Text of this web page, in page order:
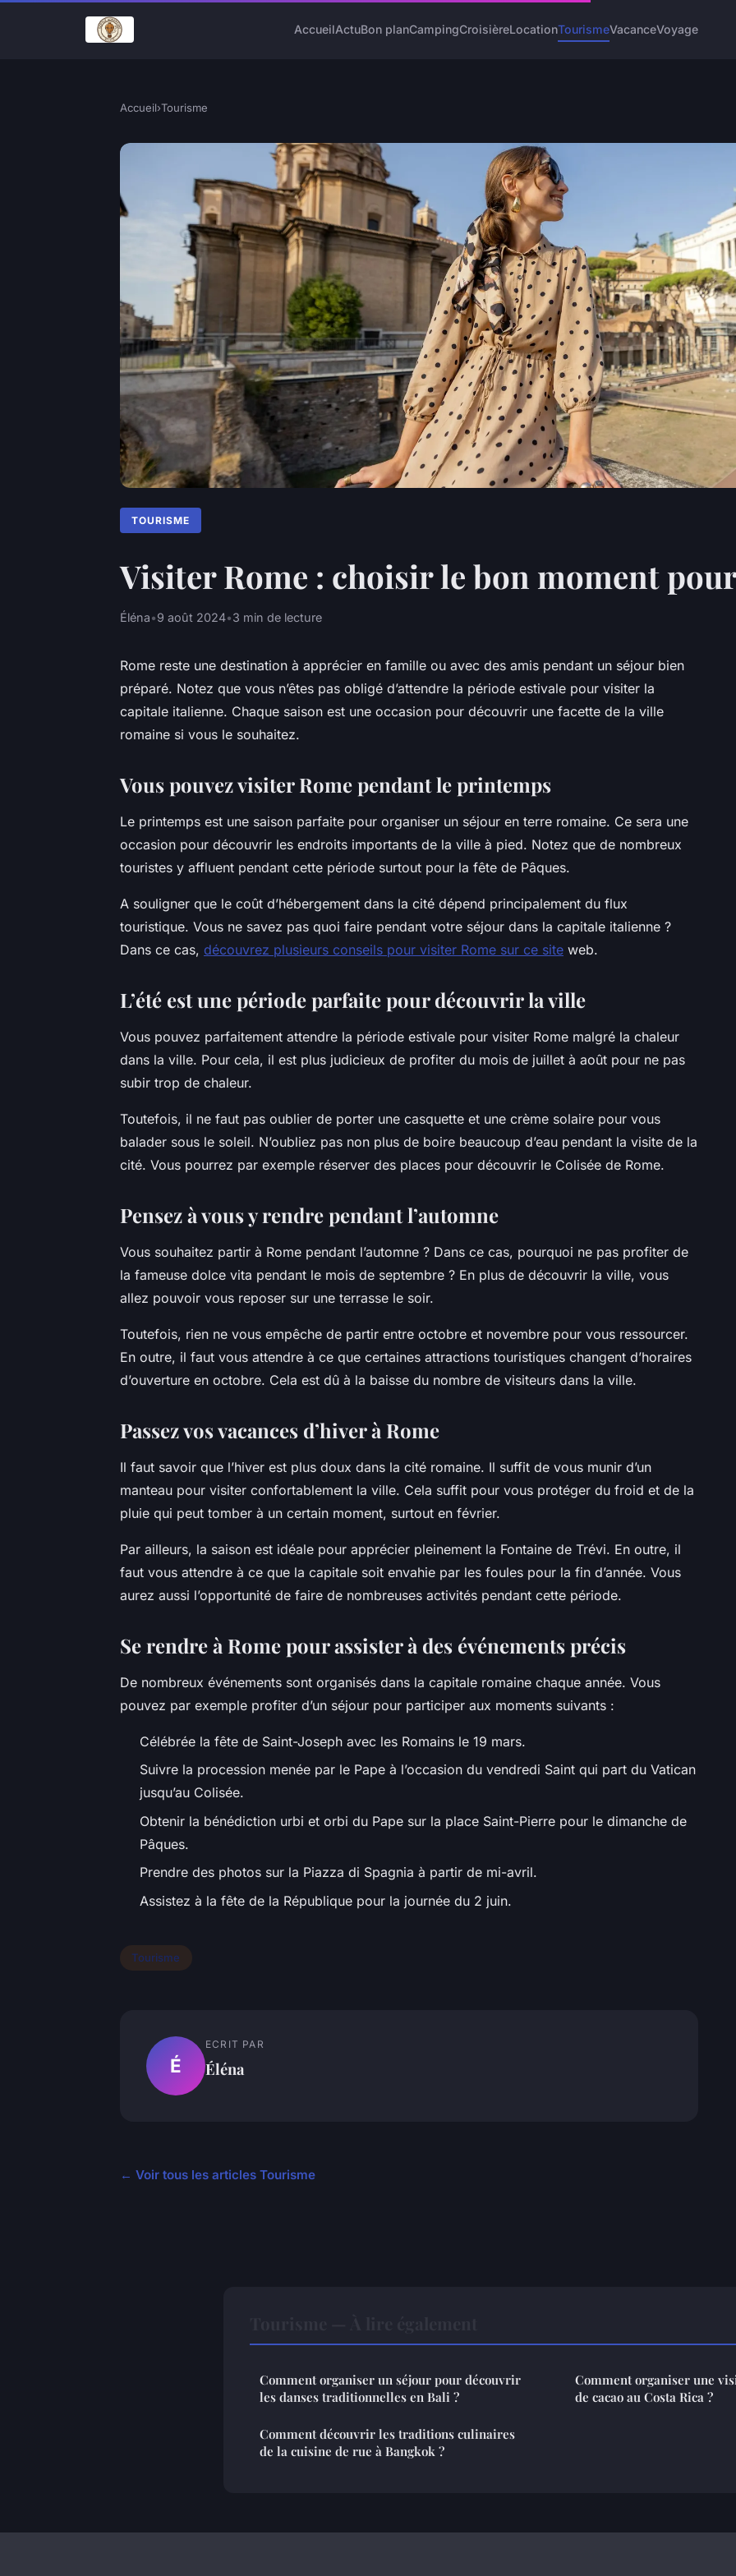
AccueilActuBon planCampingCroisièreLocationTourismeVacanceVoyage
Accueil›Tourisme
TOURISME
Visiter Rome : choisir le bon moment
Éléna•9 août 2024•3 min de lecture
Rome reste une destination à apprécier en famille ou avec des amis pendant un séjour bien
préparé. Notez que vous n’êtes pas obligé d’attendre la période estivale pour visiter la
capitale italienne. Chaque saison est une occasion pour découvrir une facette de la ville
romaine si vous le souhaitez.
Vous pouvez visiter Rome pendant le printemps
Le printemps est une saison parfaite pour organiser un séjour en terre romaine. Ce sera une
occasion pour découvrir les endroits importants de la ville à pied. Notez que de nombreux
touristes y affluent pendant cette période surtout pour la fête de Pâques.
A souligner que le coût d’hébergement dans la cité dépend principalement du flux
touristique. Vous ne savez pas quoi faire pendant votre séjour dans la capitale italienne ?
Dans ce cas, découvrez plusieurs conseils pour visiter Rome sur ce site web.
L’été est une période parfaite pour découvrir la ville
Vous pouvez parfaitement attendre la période estivale pour visiter Rome malgré la chaleur
dans la ville. Pour cela, il est plus judicieux de profiter du mois de juillet à août pour ne pas
subir trop de chaleur.
Toutefois, il ne faut pas oublier de porter une casquette et une crème solaire pour vous
balader sous le soleil. N’oubliez pas non plus de boire beaucoup d’eau pendant la visite de la
cité. Vous pourrez par exemple réserver des places pour découvrir le Colisée de Rome.
Pensez à vous y rendre pendant l’automne
Vous souhaitez partir à Rome pendant l’automne ? Dans ce cas, pourquoi ne pas profiter de
la fameuse dolce vita pendant le mois de septembre ? En plus de découvrir la ville, vous
allez pouvoir vous reposer sur une terrasse le soir.
Toutefois, rien ne vous empêche de partir entre octobre et novembre pour vous ressourcer.
En outre, il faut vous attendre à ce que certaines attractions touristiques changent d’horaires
d’ouverture en octobre. Cela est dû à la baisse du nombre de visiteurs dans la ville.
Passez vos vacances d’hiver à Rome
Il faut savoir que l’hiver est plus doux dans la cité romaine. Il suffit de vous munir d’un
manteau pour visiter confortablement la ville. Cela suffit pour vous protéger du froid et de la
pluie qui peut tomber à un certain moment, surtout en février.
Par ailleurs, la saison est idéale pour apprécier pleinement la Fontaine de Trévi. En outre, il
faut vous attendre à ce que la capitale soit envahie par les foules pour la fin d’année. Vous
aurez aussi l’opportunité de faire de nombreuses activités pendant cette période.
Se rendre à Rome pour assister à des événements précis
De nombreux événements sont organisés dans la capitale romaine chaque année. Vous
pouvez par exemple profiter d’un séjour pour participer aux moments suivants :
Célébrée la fête de Saint-Joseph avec les Romains le 19 mars.
Suivre la procession menée par le Pape à l’occasion du vendredi Saint qui part du Vatican
jusqu’au Colisée.
Obtenir la bénédiction urbi et orbi du Pape sur la place Saint-Pierre pour le dimanche de
Pâques.
Prendre des photos sur la Piazza di Spagnia à partir de mi-avril.
Assistez à la fête de la République pour la journée du 2 juin.
Tourisme
É
ECRIT PAR
Éléna
← Voir tous les articles Tourisme
Comment organiser un séjour pour découvrir
les danses traditionnelles en Bali ?
Comment découvrir les traditions culinaires
de la cuisine de rue à Bangkok ?
Comment organiser une
de cacao au Costa Rica ?